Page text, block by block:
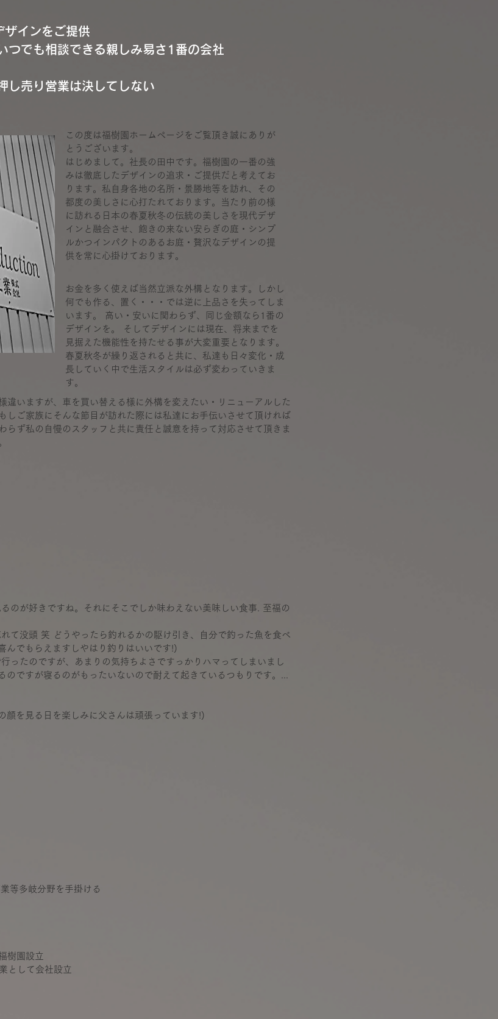
ザインをご提供
つでも相談できる親しみ易さ1番の会社
し売り営業は決してしない
この度は福樹園ホームページをご覧頂き誠にありが
とうございます。
はじめまして。社長の田中です。福樹園の一番の強
みは徹底したデザインの追求・ご提供だと考えてお
ります。私自身各地の名所・景勝地等を訪れ、その
都度の美しさに心打たれております。当たり前の様
に訪れる日本の春夏秋冬の伝統の美しさを現代デザ
インと融合させ、飽きの来ない安らぎの庭・シンプ
ルかつインパクトのあるお庭・贅沢なデザインの提
供を常に心掛けております。
お金を多く使えば当然立派な外構となります。しかし
何でも作る、置く・・・では逆に上品さを失ってしま
います。 高い・安いに関わらず、同じ金額なら1番の
デザインを。 そしてデザインには現在、将来までを
見据えた機能性を持たせる事が大変重要となります。
春夏秋冬が繰り返されると共に、私達も日々変化・成
長していく中で生活スタイルは必ず変わっていきま
す。
違いますが、車を買い替える様に外構を変えたい・リニューアルした
しご家族にそんな節目が訪れた際には私達にお手伝いさせて頂ければ
らず私の自慢のスタッフと共に責任と誠意を持って対応させて頂きま
のが好きですね。それにそこでしか味わえない美味しい食事. 至福の
て没頭 笑 どうやったら釣れるかの駆け引き、自分で釣った魚を食べ
んでもらえますしやはり釣りはいいです!)
ったのですが、あまりの気持ちよさですっかりハマってしまいまし
のですが寝るのがもったいないので耐えて起きているつもりです。...
顔を見る日を楽しみに父さんは頑張っています!)
等多岐分野を手掛ける
樹園設立
として会社設立